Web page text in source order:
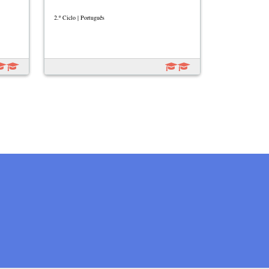
2.º Ciclo | Português